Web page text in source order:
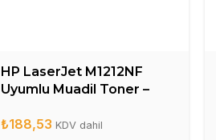
HP LaserJet M1212NF
Uyumlu Muadil Toner –
₺188,53 KDV dahil